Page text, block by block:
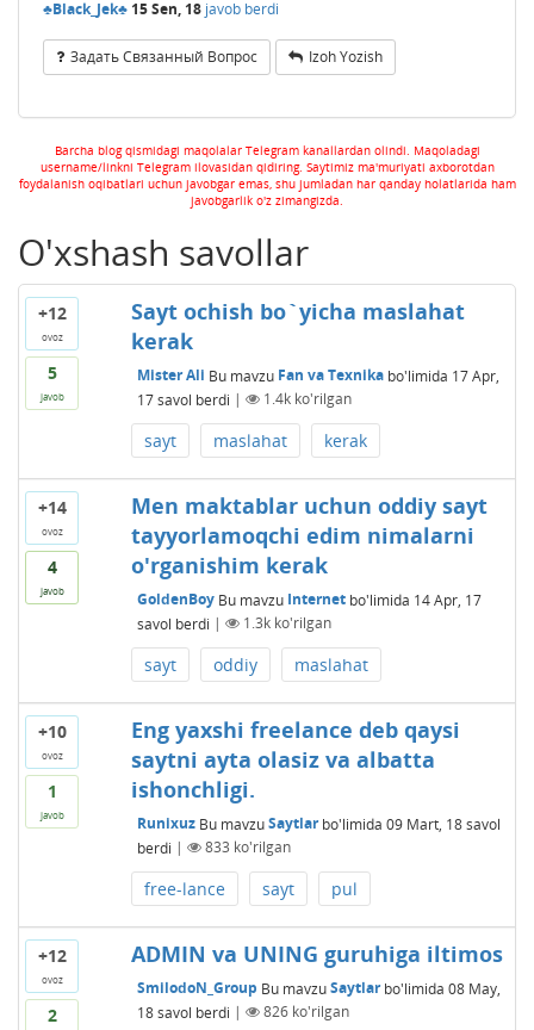
♣Black_Jek♣ 15 Sen, 18 javob berdi
Задать Связанный Вопрос Izoh Yozish
Barcha blog qismidagi maqolalar Telegram kanallardan olindi. Maqoladagi
username/linkni Telegram ilovasidan qidiring. Saytimiz ma'muriyati axborotdan
foydalanish oqibatlari uchun javobgar emas, shu jumladan har qanday holatlarida ham
javobgarlik o'z zimangizda.
O'xshash savollar
+12
ovoz
5
javob
Sayt ochish bo`yicha maslahat
kerak
Mister Ali Bu mavzu Fan va Texnikabo'limida 17 Apr,
17 savol berdi | 1.4kko'rilgan
sayt maslahat kerak
+14
ovoz
4
javob
Men maktablar uchun oddiy sayt
tayyorlamoqchi edim nimalarni
o'rganishim kerak
GoldenBoy Bu mavzu Internetbo'limida 14 Apr, 17
savol berdi | 1.3kko'rilgan
sayt oddiy maslahat
+10
ovoz
1
javob
Eng yaxshi freelance deb qaysi
saytni ayta olasiz va albatta
ishonchligi.
Runixuz Bu mavzuSaytlarbo'limida 09 Mart, 18 savol
berdi | 833 ko'rilgan
free-lance sayt pul
+12
ovoz
2
ADMIN va UNING guruhiga iltimos
SmilodoN_Group Bu mavzuSaytlarbo'limida 08 May,
18 savol berdi | 826ko'rilgan